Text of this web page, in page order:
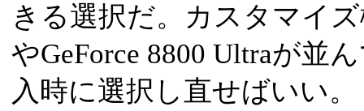
きる選択だ。カスタマイズ
やGeForce 8800 Ultraが並
入時に選択し直せばいい。